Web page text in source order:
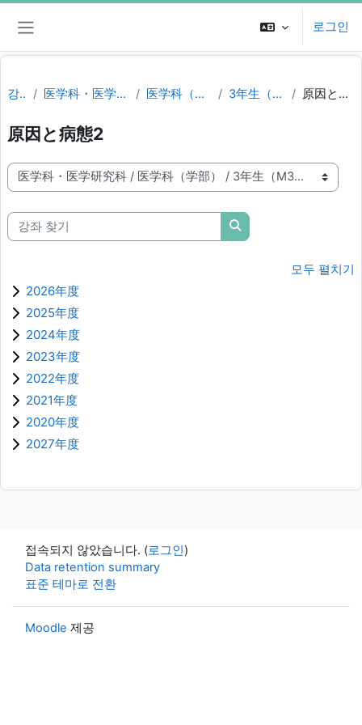
메인 콘텐츠로 건너뛰기
로그인
강좌 医学科・医学研究科 医学科（学部） 3年生（M3） 原因と病態2
原因と病態2
강좌 범주
강좌 찾기
강좌 찾기
모두 펼치기
2026年度
2025年度
2024年度
2023年度
2022年度
2021年度
2020年度
2027年度
접속되지 않았습니다. (로그인)
Data retention summary
표준 테마로 전환
Moodle 제공